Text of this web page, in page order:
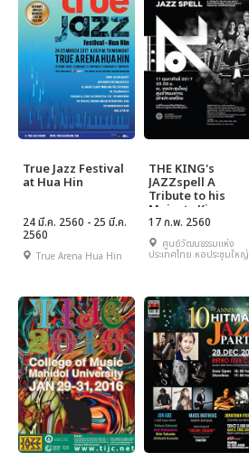
True Jazz Festival
at Hua Hin
24 มี.ค. 2560 - 25 มี.ค.
2560
True Arena Hua Hin
THE KING's
JAZZspell A
Tribute to his
Majesty King
Bhumibol
Adulyadej's
Magical
Compositions
17 ก.พ. 2560
ศูนย์วัฒนธรรมแห่ง
ประเทศไทย หอประชุมใหญ่